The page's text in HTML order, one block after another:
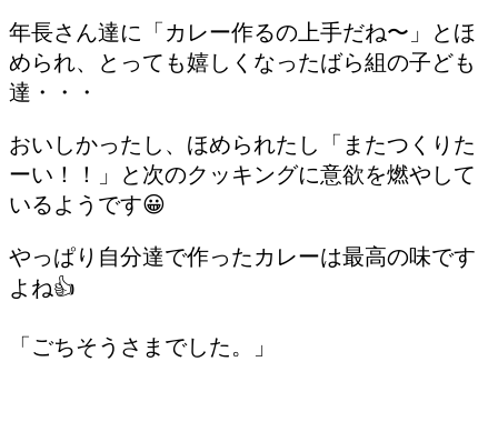
年長さん達に「カレー作るの上手だね〜」とほ
められ、とっても嬉しくなったばら組の子ども
達・・・
おいしかったし、ほめられたし「またつくりた
ーい！！」と次のクッキングに意欲を燃やして
いるようです😀
やっぱり自分達で作ったカレーは最高の味です
よね👍
「ごちそうさまでした。」